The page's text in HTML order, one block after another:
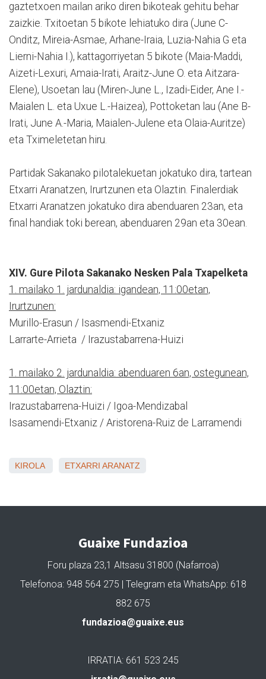
gaztetxoen mailan ariko diren bikoteak gehitu behar
zaizkie. Txitoetan 5 bikote lehiatuko dira (June C-
Onditz, Mireia-Asmae, Arhane-Iraia, Luzia-Nahia G eta
Lierni-Nahia I.), kattagorriyetan 5 bikote (Maia-Maddi,
Aizeti-Lexuri, Amaia-Irati, Araitz-June O. eta Aitzara-
Elene), Usoetan lau (Miren-June L., Izadi-Eider, Ane I.-
Maialen L. eta Uxue L.-Haizea), Pottoketan lau (Ane B-
Irati, June A.-Maria, Maialen-Julene eta Olaia-Auritze)
eta Tximeletetan hiru.
Partidak Sakanako pilotalekuetan jokatuko dira, tartean
Etxarri Aranatzen, Irurtzunen eta Olaztin. Finalerdiak
Etxarri Aranatzen jokatuko dira abenduaren 23an, eta
final handiak toki berean, abenduaren 29an eta 30ean.
XIV. Gure Pilota Sakanako Nesken Pala Txapelketa
1. mailako 1. jardunaldia: igandean, 11:00etan,
Irurtzunen:
Murillo-Erasun / Isasmendi-Etxaniz
Larrarte-Arrieta / Irazustabarrena-Huizi
1. mailako 2. jardunaldia: abenduaren 6an, ostegunean,
11:00etan, Olaztin:
Irazustabarrena-Huizi / Igoa-Mendizabal
Isasamendi-Etxaniz / Aristorena-Ruiz de Larramendi
KIROLA ETXARRI ARANATZ
Guaixe Fundazioa
Foru plaza 23,1 Altsasu 31800 (Nafarroa)
Telefonoa: 948 564 275 | Telegram eta WhatsApp: 618
882 675
fundazioa@guaixe.eus
IRRATIA: 661 523 245